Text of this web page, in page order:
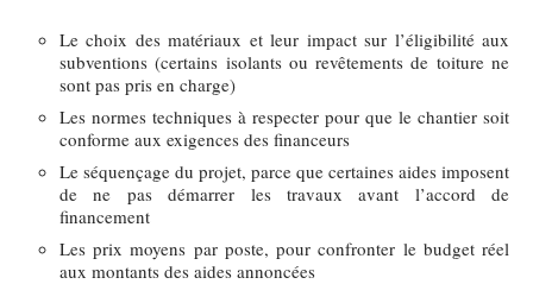
Le choix des matériaux et leur impact sur l’éligibilité aux
subventions (certains isolants ou revêtements de toiture ne
sont pas pris en charge)
Les normes techniques à respecter pour que le chantier soit
conforme aux exigences des financeurs
Le séquençage du projet, parce que certaines aides imposent
de ne pas démarrer les travaux avant l’accord de
financement
Les prix moyens par poste, pour confronter le budget réel
aux montants des aides annoncées